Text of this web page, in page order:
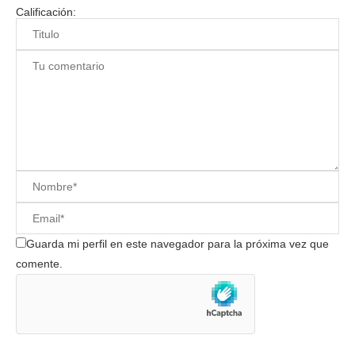
Calificación:
Guarda mi perfil en este navegador para la próxima vez que
comente.